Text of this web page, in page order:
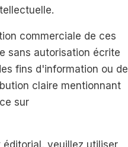
commerciale de ces
sans autorisation écrite
fins d'information ou de
claire mentionnant
sur
veuillez utiliser